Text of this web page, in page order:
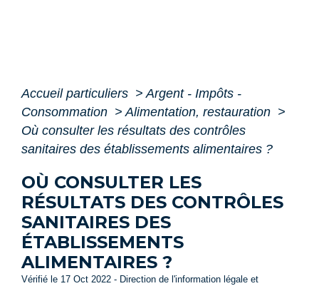
Accueil particuliers > Argent - Impôts -
Consommation > Alimentation, restauration >
Où consulter les résultats des contrôles
sanitaires des établissements alimentaires ?
OÙ CONSULTER LES
RÉSULTATS DES CONTRÔLES
SANITAIRES DES
ÉTABLISSEMENTS
ALIMENTAIRES ?
Vérifié le 17 Oct 2022 - Direction de l'information légale et